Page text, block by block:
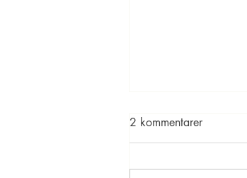
2 kommentarer